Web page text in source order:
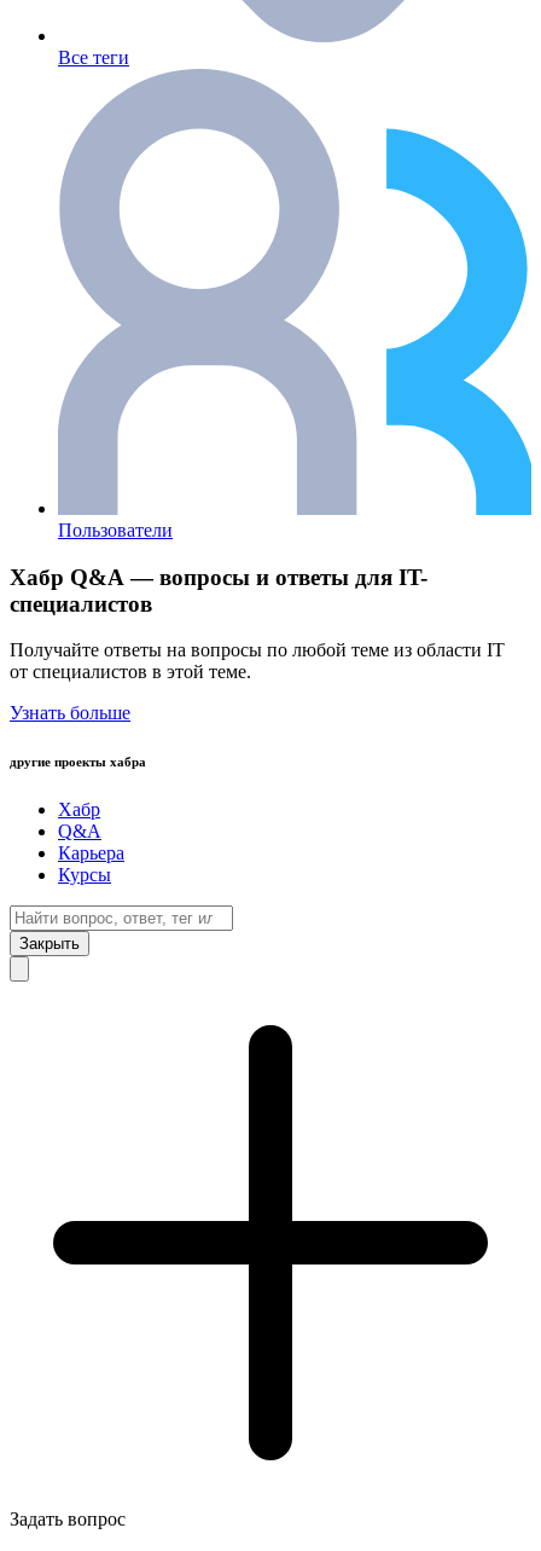
Все теги
Пользователи
Хабр Q&A — вопросы и ответы для IT-
специалистов
Получайте ответы на вопросы по любой теме из области IT
от специалистов в этой теме.
Узнать больше
другие проекты хабра
Хабр
Q&A
Карьера
Курсы
Закрыть
Задать вопрос